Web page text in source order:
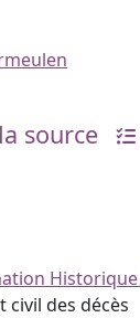
source
civil des décès